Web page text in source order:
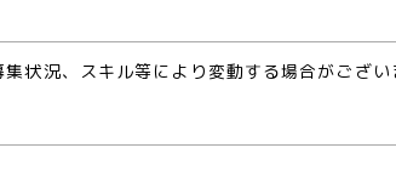
集状況、スキル等により変動する場合がござ